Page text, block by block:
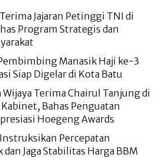
Jajaran Petinggi TNI di
Program Strategis dan
Manasik Haji ke-3
Siap Digelar di Kota Batu
Wijaya Terima Chairul Tanjung di
Bahas Penguatan
Hoegeng Awards
Percepatan
Jaga Stabilitas Harga BBM